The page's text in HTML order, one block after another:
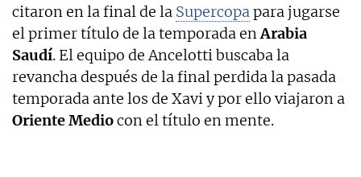
citaron en la final de la Supercopapara jugarse
el primer título de la temporada enArabia
Saudí. El equipo de Ancelotti buscaba la
revancha después de la final perdida la pasada
temporada ante los de Xavi y por ello viajaron a
Oriente Mediocon el título en mente.